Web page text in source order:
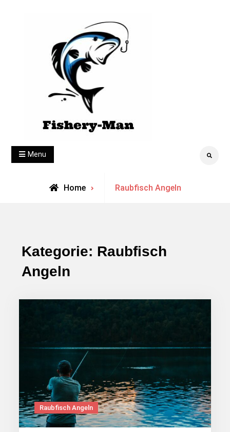
fishery-man
Menu Search
Home
Archive
Raubfisch Angeln
Kategorie: Raubfisch
Angeln
Raubfisch Angeln